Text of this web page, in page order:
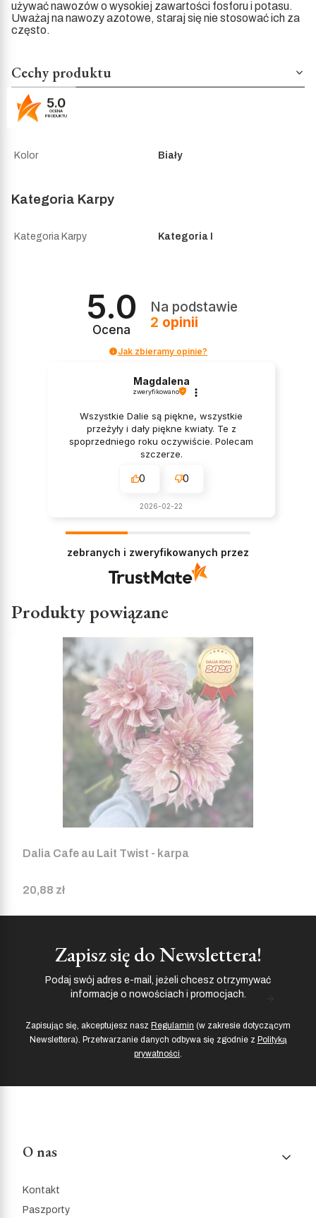
używać nawozów o wysokiej zawartości fosforu i potasu.
Uważaj na nawozy azotowe, staraj się nie stosować ich za
często.
Cechy produktu
Kolor
Kolor Biały
Kategoria Karpy
Kategoria Karpy Kategoria I
5.0
Ocena
Na podstawie
2 opinii
Jak zbieramy opinie?
Magdalena
zweryfikowano
Wszystkie Dalie są piękne, wszystkie
przeżyły i dały piękne kwiaty. Te z
spoprzedniego roku oczywiście. Polecam
szczerze.
0 0
2026-02-22
zebranych i zweryfikowanych przez
Produkty powiązane
Dalia Cafe au Lait Twist - karpa
Cena
20,88 zł
Zapisz się do Newslettera!
Podaj swój adres e-mail, jeżeli chcesz otrzymywać
informacje o nowościach i promocjach.
Zapisując się, akceptujesz nasz Regulamin (w zakresie dotyczącym
Newslettera). Przetwarzanie danych odbywa się zgodnie z Polityką
prywatności
Linki w stopce
O nas
Kontakt
Paszporty
5.0
OCENA
PRODUKTU